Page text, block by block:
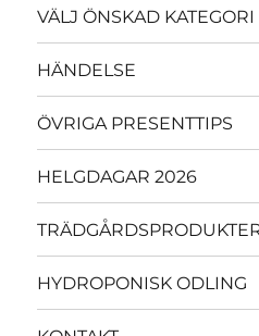
VÄLJ ÖNSKAD KATEGORI
HÄNDELSE
ÖVRIGA PRESENTTIPS
HELGDAGAR 2026
HYDROPONISK ODLING